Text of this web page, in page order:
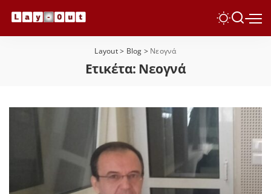
Layout> Blog > Νεογνά
Ετικέτα: Νεογνά